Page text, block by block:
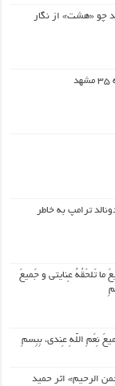
چو «هشت» از نگار
ترامپ به خاطر
ما تَلحَقُهُ عِنایتی و جَمیعَ
نِعَمِ اللّهِ عِندی، بِبِسمِ
الرحیم» اثر حمید